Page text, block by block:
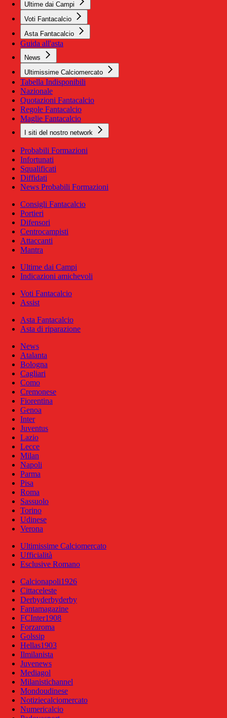
Ultime dai Campi
Voti Fantacalcio
Asta Fantacalcio
Guida all'asta
News
Ultimissime Calciomercato
Tabella Indisponibili
Nazionale
Quotazioni Fantacalcio
Regole Fantacalcio
Maglie Fantacalcio
I siti del nostro network
Probabili Formazioni
Infortunati
Squalificati
Diffidati
News Probabili Formazioni
Consigli Fantacalcio
Portieri
Difensori
Centrocampisti
Attaccanti
Mantra
Ultime dai Campi
Indicazioni amichevoli
Voti Fantacalcio
Assist
Asta Fantacalcio
Asta di riparazione
News
Atalanta
Bologna
Cagliari
Como
Cremonese
Fiorentina
Genoa
Inter
Juventus
Lazio
Lecce
Milan
Napoli
Parma
Pisa
Roma
Sassuolo
Torino
Udinese
Verona
Ultimissime Calciomercato
Ufficialità
Esclusive Romano
Calcionapoli1926
Cittaceleste
Derbyderbyderby
Fantamagazine
FCInter1908
Forzaroma
Golssip
Hellas1903
Ilmilanista
Juvenews
Mediagol
Milanistichannel
Mondoudinese
Notiziecalciomercato
Numericalcio